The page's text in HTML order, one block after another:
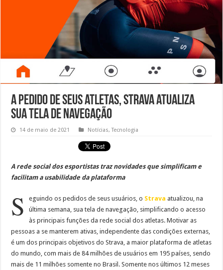
A pedido de seus atletas, Strava atualiza
sua tela de navegação
14 de maio de 2021 Notícias,Tecnologia
A rede social dos esportistas traz novidades que simplificam e
facilitam a usabilidade da plataforma
S eguindo os pedidos de seus usuários, o Strava atualizou, na
última semana, sua tela de navegação, simplificando o acesso
às principais funções da rede social dos atletas. Motivar as
pessoas a se manterem ativas, independente das condições externas,
é um dos principais objetivos do Strava, a maior plataforma de atletas
do mundo, com mais de 84 milhões de usuários em 195 países, sendo
mais de 11 milhões somente no Brasil. Somente nos últimos 12 meses